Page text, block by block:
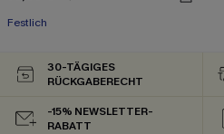
Festlich
30-TÄGIGES
RÜCKGABERECHT
-15% NEWSLETTER-
RABATT